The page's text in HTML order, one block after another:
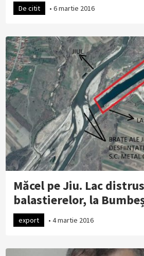
De citit • 6 martie 2016
Măcel pe Jiu. Lac
balastierelor, la
export • 4 martie 2016